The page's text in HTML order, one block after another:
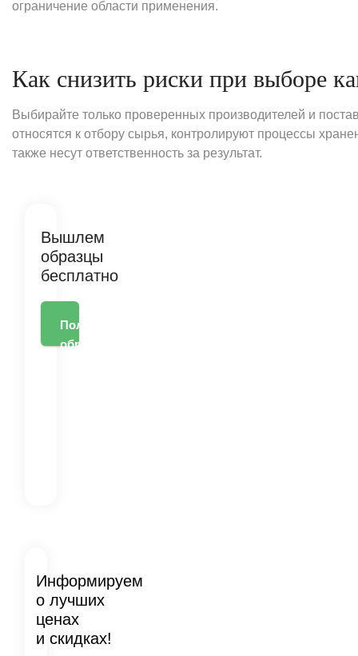
ограничение области применения.
Как снизить риски при выборе
Выбирайте только проверенных производителей и
относятся к отбору сырья, контролируют процессы
также несут ответственность за результат.
Вышлем
образцы
бесплатно
Получить
образец
Информируем
о лучших
ценах
и скидках!